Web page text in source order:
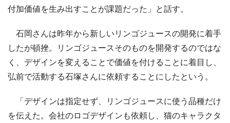
付加価値を生み出すことが課題だった」と話す。
石岡さんは昨年から新しいリンゴジュースの開発に着手
したが頓挫。リンゴジュースそのものを開発するのではな
く、デザインを変えることで価値を付けることに着目し、
弘前で活動する石塚さんに依頼することにしたという。
「デザインは指定せず、リンゴジュースに使う品種だけ
を伝えた。会社のロゴデザインも依頼し、猫のキャラクタ